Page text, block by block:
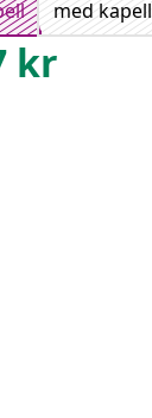
med kapell
kr